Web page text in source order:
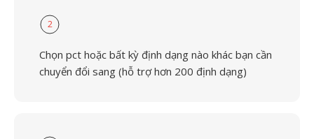
2
Chọn pct hoặc bất kỳ định dạng nào khác bạn cần
chuyển đổi sang (hỗ trợ hơn 200 định dạng)